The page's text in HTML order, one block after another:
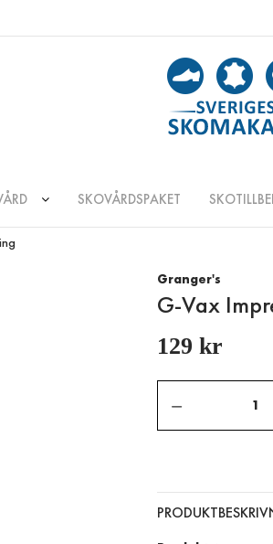
SKOVÅRDSPAKET
Granger's
G-Vax
129 kr